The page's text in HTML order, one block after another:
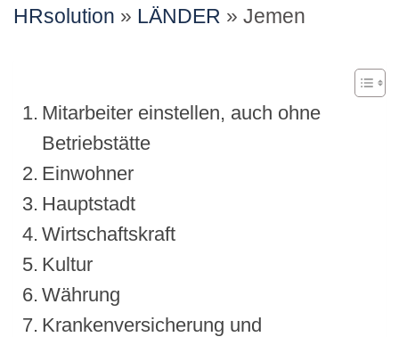
HRsolution » LÄNDER » Jemen
Mitarbeiter einstellen, auch ohne
Betriebstätte
Einwohner
Hauptstadt
Wirtschaftskraft
Kultur
Währung
Krankenversicherung und